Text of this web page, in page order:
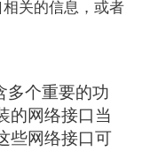
关的信息，或者
多个重要的功
的网络接口当
些网络接口可